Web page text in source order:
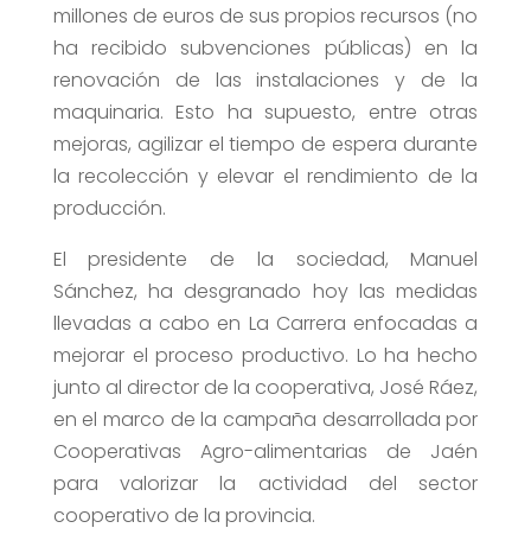
millones de euros de sus propios recursos (no
ha recibido subvenciones públicas) en la
renovación de las instalaciones y de la
maquinaria. Esto ha supuesto, entre otras
mejoras, agilizar el tiempo de espera durante
la recolección y elevar el rendimiento de la
producción.
El presidente de la sociedad, Manuel
Sánchez, ha desgranado hoy las medidas
llevadas a cabo en La Carrera enfocadas a
mejorar el proceso productivo. Lo ha hecho
junto al director de la cooperativa, José Ráez,
en el marco de la campaña desarrollada por
Cooperativas Agro-alimentarias de Jaén
para valorizar la actividad del sector
cooperativo de la provincia.